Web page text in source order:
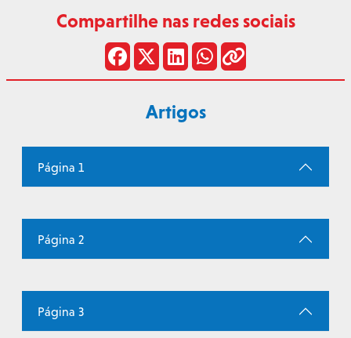
Compartilhe nas redes sociais
Artigos
Página 1
Página 2
Página 3